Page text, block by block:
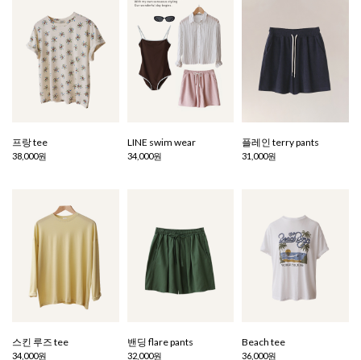
프랑 tee
38,000원
LINE swim wear
34,000원
플레인 terry pants
31,000원
스킨 루즈 tee
34,000원
밴딩 flare pants
32,000원
Beach tee
36,000원